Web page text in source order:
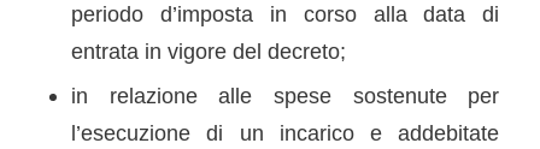
periodo d’imposta in corso alla data di
entrata in vigore del decreto;
in relazione alle spese sostenute per
l’esecuzione di un incarico e addebitate